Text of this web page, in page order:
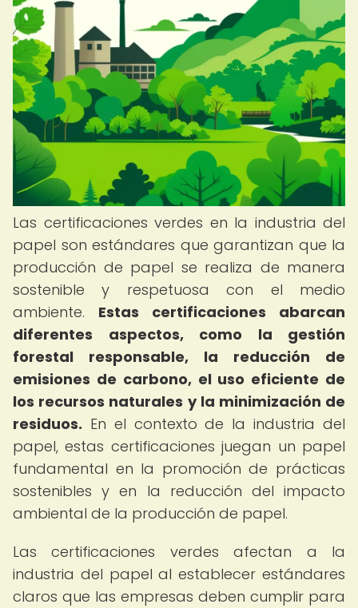
Las certificaciones verdes en la industria del
papel son estándares que garantizan que la
producción de papel se realiza de manera
sostenible y respetuosa con el medio
ambiente. Estas certificaciones abarcan
diferentes aspectos, como la gestión
forestal responsable, la reducción de
emisiones de carbono, el uso eficiente de
los recursos naturales y la minimización de
residuos. En el contexto de la industria del
papel, estas certificaciones juegan un papel
fundamental en la promoción de prácticas
sostenibles y en la reducción del impacto
ambiental de la producción de papel.
Las certificaciones verdes afectan a la
industria del papel al establecer estándares
claros que las empresas deben cumplir para